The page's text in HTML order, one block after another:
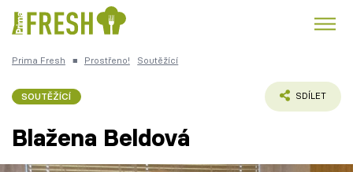
Česká kuchyně
Prima Fresh ■ Prostřeno! Soutěžící
SOUTĚŽÍCÍ SDÍLET
Blažena Beldová